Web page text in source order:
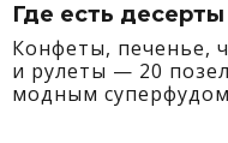
Где есть
Конфеты, печенье,
и рулеты — 20
модным